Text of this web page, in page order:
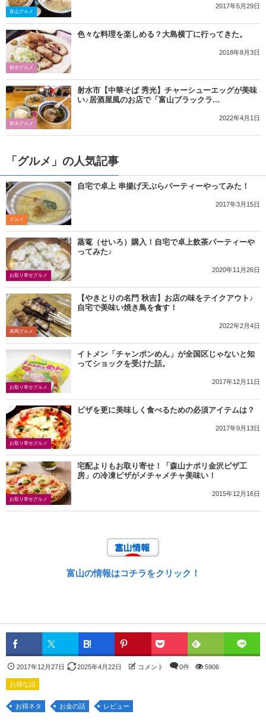
富山グルメ
2017年5月29日
射水グルメ
色々な料理を楽しめる？大島横丁に行ってきた。
2018年8月3日
射水グルメ
射水市【中華そば 秀光】チャーシューエッグが美味
い♪居酒屋風のお店で「富山ブラックラ...
2022年4月1日
「グルメ」の人気記事
グルメ
自宅で卓上 串揚げ天ぷらパーティーやってみた！
2017年3月15日
お取り寄せグルメ
蒸篭（せいろ）購入！自宅で卓上飲茶パーティーや
ってみた♪
2020年11月26日
高岡グルメ
【やきとりの名門 秋吉】お店の味をテイクアウト♪
自宅で美味い焼き鳥を食す！
2022年2月4日
お取り寄せグルメ
イトメン「チャンポンめん」が全国区じゃないと知
ってショックを受けた話。
2017年12月11日
お取り寄せグルメ
ピザを更に美味しく食べるための必須アイテムは？
2017年9月13日
お取り寄せグルメ
宅配よりもお取り寄せ！「森山ナポリ金沢ピザ工
房」の冷凍ピザがメチャメチャ美味い！
2015年12月16日
富山の情報はコチラをクリック！
2017年12月27日 2025年4月22日 コメント 0件 5906
お得な話
お得ネタ お金の話 レビュー